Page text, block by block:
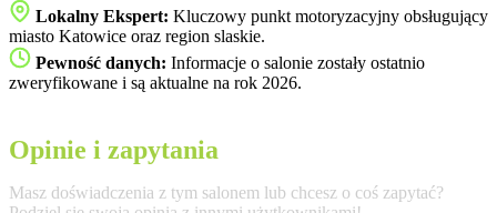
Lokalny Ekspert: Kluczowy punkt motoryzacyjny obsługujący
miasto Katowice oraz region slaskie.
Pewność danych: Informacje o salonie zostały ostatnio
zweryfikowane i są aktualne na rok 2026.
Opinie i zapytania
Masz doświadczenia z tym salonem lub chcesz o coś zapytać?